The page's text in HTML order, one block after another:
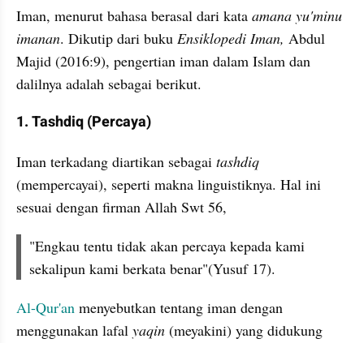
Iman, menurut bahasa berasal dari kata amana yu'minu
imanan. Dikutip dari buku Ensiklopedi Iman, Abdul
Majid (2016:9), pengertian iman dalam Islam dan
dalilnya adalah sebagai berikut.
1. Tashdiq (Percaya)
Iman terkadang diartikan sebagai tashdiq
(mempercayai), seperti makna linguistiknya. Hal ini
sesuai dengan firman Allah Swt 56,
"Engkau tentu tidak akan percaya kepada kami
sekalipun kami berkata benar"(Yusuf 17).
Al-Qur'an menyebutkan tentang iman dengan
menggunakan lafal yaqin (meyakini) yang didukung